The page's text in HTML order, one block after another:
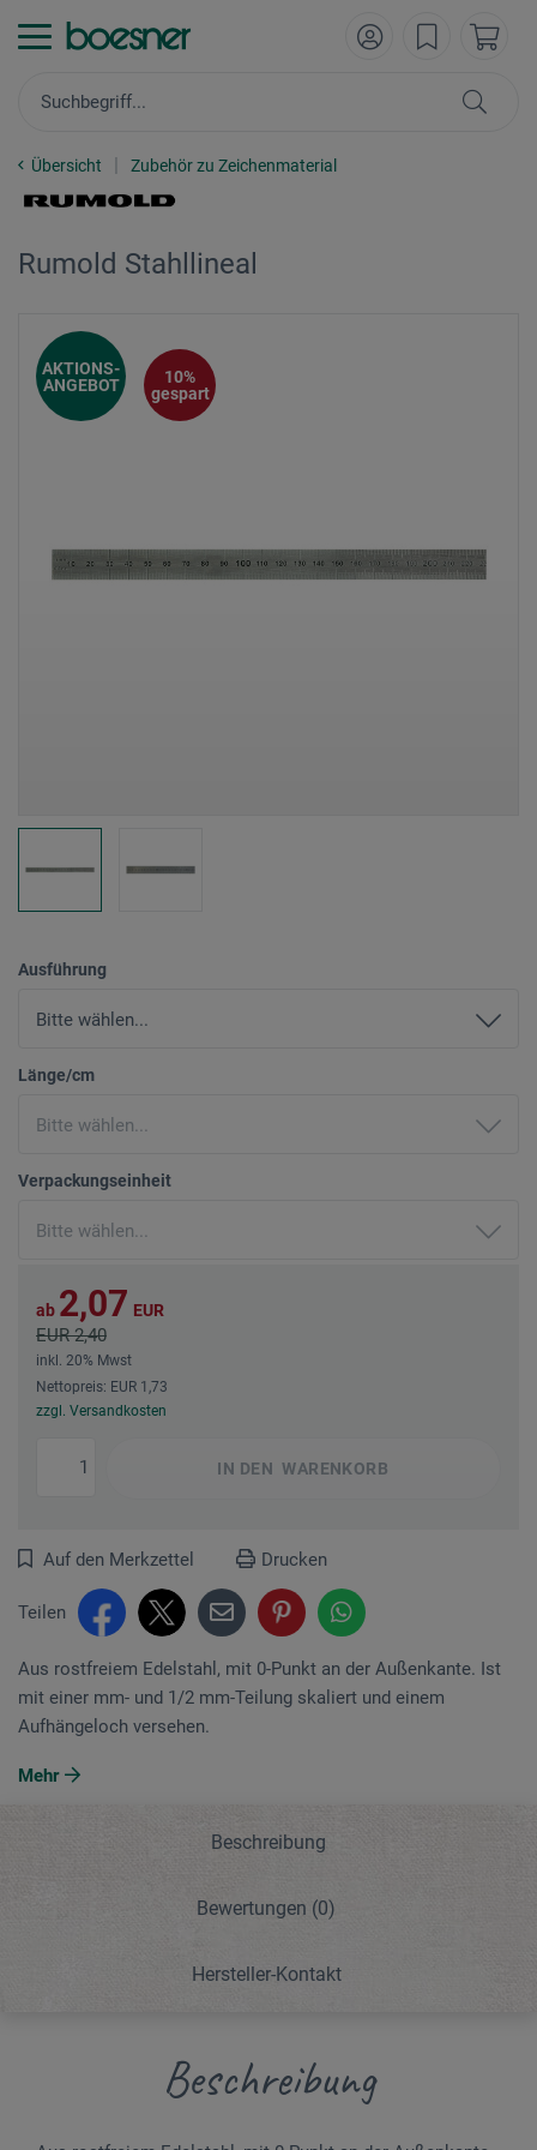
Übersicht Zubehör zu Zeichenmaterial
Rumold Stahllineal
AKTIONS-
ANGEBOT
10%
gespart
Ausführung
Länge/cm
Verpackungseinheit
ab 2,07 EUR
EUR 2,40
inkl. 20% Mwst
Nettopreis: EUR 1,73
zzgl. Versandkosten
IN DEN WARENKORB
Auf den Merkzettel Drucken
Teilen
Aus rostfreiem Edelstahl, mit 0-Punkt an der Außenkante. Ist
mit einer mm- und 1/2 mm-Teilung skaliert und einem
Aufhängeloch versehen.
Mehr
Beschreibung
Bewertungen (0)
Hersteller-Kontakt
Beschreibung